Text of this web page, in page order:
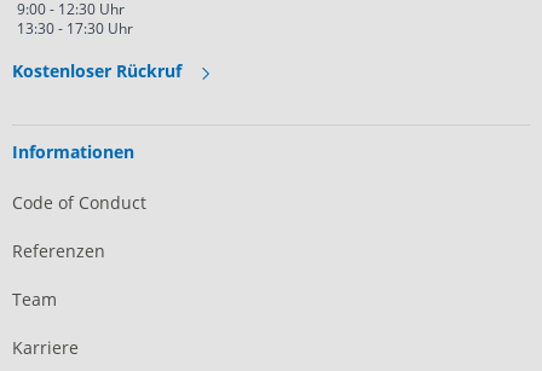
9:00 - 12:30 Uhr
13:30 - 17:30 Uhr
Kostenloser Rückruf
Informationen
Code of Conduct
Referenzen
Team
Karriere